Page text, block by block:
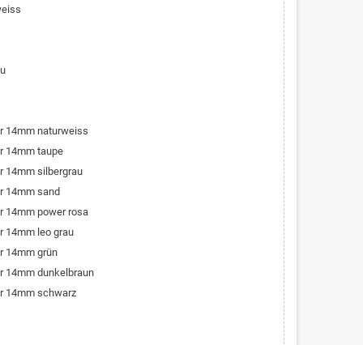
14mm naturweiss
14mm taupe
14mm silbergrau
14mm sand
14mm power rosa
14mm leo grau
14mm grün
14mm dunkelbraun
14mm schwarz